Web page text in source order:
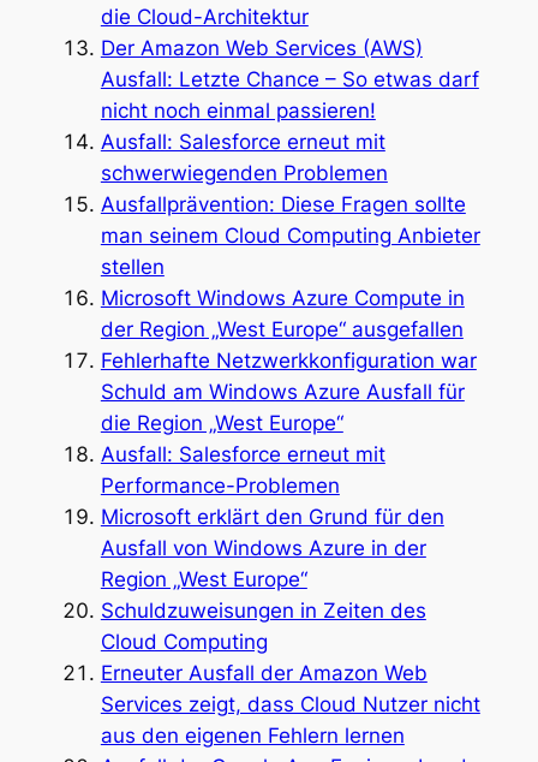
die Cloud-Architektur
Der Amazon Web Services (AWS)
Ausfall: Letzte Chance – So etwas darf
nicht noch einmal passieren!
Ausfall: Salesforce erneut mit
schwerwiegenden Problemen
Ausfallprävention: Diese Fragen sollte
man seinem Cloud Computing Anbieter
stellen
Microsoft Windows Azure Compute in
der Region „West Europe“ ausgefallen
Fehlerhafte Netzwerkkonfiguration war
Schuld am Windows Azure Ausfall für
die Region „West Europe“
Ausfall: Salesforce erneut mit
Performance-Problemen
Microsoft erklärt den Grund für den
Ausfall von Windows Azure in der
Region „West Europe“
Schuldzuweisungen in Zeiten des
Cloud Computing
Erneuter Ausfall der Amazon Web
Services zeigt, dass Cloud Nutzer nicht
aus den eigenen Fehlern lernen